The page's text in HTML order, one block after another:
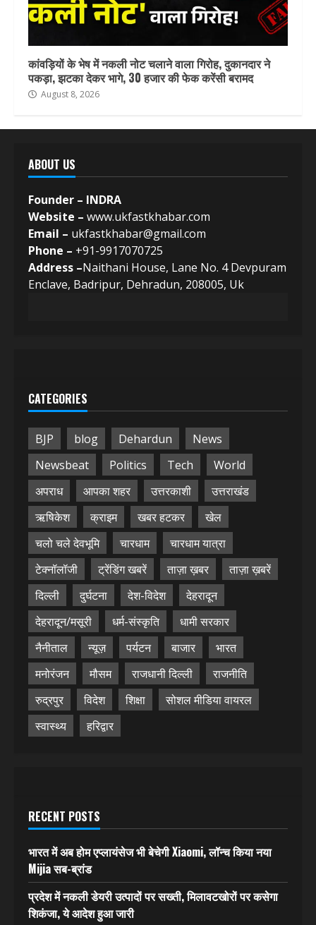
कांवड़ियों के भेष में नकली नोट चलाने वाला गिरोह, दुकानदार ने
पकड़ा, झटका देकर भागे, 30 हजार की फेक करेंसी बरामद
August 8, 2026
ABOUT US
Founder – INDRA
Website – www.ukfastkhabar.com
Email – ukfastkhabar@gmail.com
Phone – +91-9917070725
Address –Naithani House, Lane No. 4 Devpuram
Enclave, Badripur, Dehradun, 208005, Uk
CATEGORIES
BJP blog Dehardun
News
Newsbeat
Politics Tech
World
अपराध
आपका शहर उत्तरकाशी
उत्तराखंड
ऋषिकेश
क्राइम खबर हटकर
खेल
चलो चले देवभूमि
चारधाम
चारधाम यात्रा
टेक्नॉलॉजी
ट्रेंडिंग खबरें ताज़ा ख़बर
ताज़ा ख़बरें
दिल्ली
दुर्घटना देश-विदेश
देहरादून
देहरादून/मसूरी
धर्म-संस्कृति
धामी सरकार
नैनीताल
न्यूज़ पर्यटन बाजार
भारत
मनोरंजन
मौसम राजधानी दिल्ली
राजनीति
रुद्रपुर
विदेश शिक्षा
सोशल मीडिया वायरल
स्वास्थ्य
हरिद्वार
RECENT POSTS
भारत में अब होम एप्लायंसेज भी बेचेगी Xiaomi, लॉन्च किया नया
Mijia सब-ब्रांड
प्रदेश में नकली डेयरी उत्पादों पर सख्ती, मिलावटखोरों पर कसेगा
शिकंजा, ये आदेश हुआ जारी